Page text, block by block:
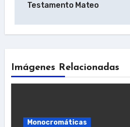
Testamento Mateo
Imágenes Relacionadas
Monocromáticas